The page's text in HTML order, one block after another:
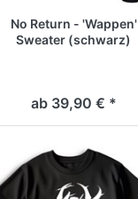
No Return - 'Wappen'
Sweater (schwarz)
ab 39,90 € *